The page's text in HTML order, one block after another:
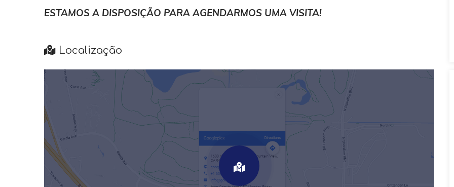
ESTAMOS A DISPOSIÇÃO PARA AGENDARMOS UMA VISITA!
Localização